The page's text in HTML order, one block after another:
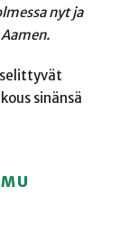
nyt ja
sinänsä